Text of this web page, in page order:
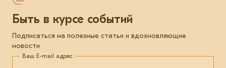
Быть в курсе событий
Подписаться на полезные статьи и вдохновляющие
новости
Ваш E-mail адрес